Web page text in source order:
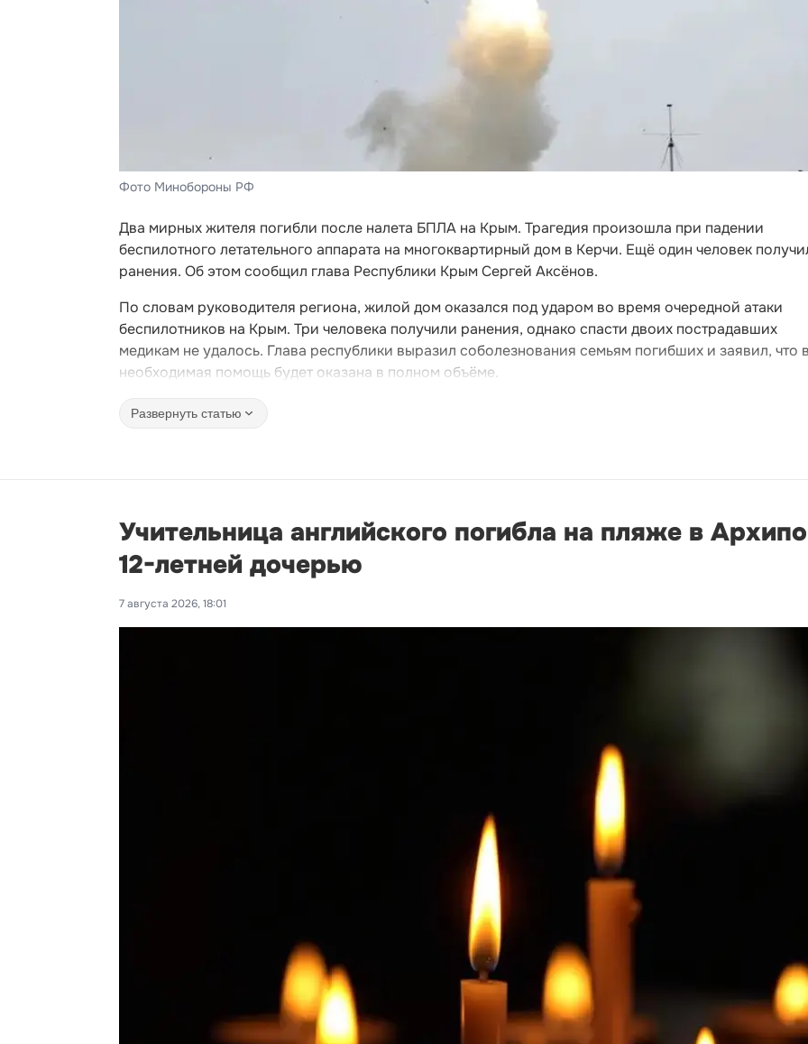
Фото Минобороны РФ
Два мирных жителя погибли после налета БПЛА на Крым. Трагедия произошла при падении
беспилотного летательного аппарата на многоквартирный дом в Керчи. Ещё один человек
ранения. Об этом сообщил глава Республики Крым Сергей Аксёнов.
По словам руководителя региона, жилой дом оказался под ударом во время очередной атаки
беспилотников на Крым. Три человека получили ранения, однако спасти двоих пострадавших
медикам не удалось. Глава республики выразил соболезнования семьям погибших и заявил, что
необходимая помощь будет оказана в полном объёме.
Развернуть статью
Учительница английского погибла на пляже в
12-летней дочерью
7 августа 2026, 18:01